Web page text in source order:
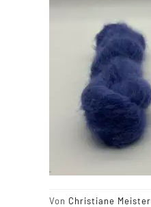
Von Christiane Meister